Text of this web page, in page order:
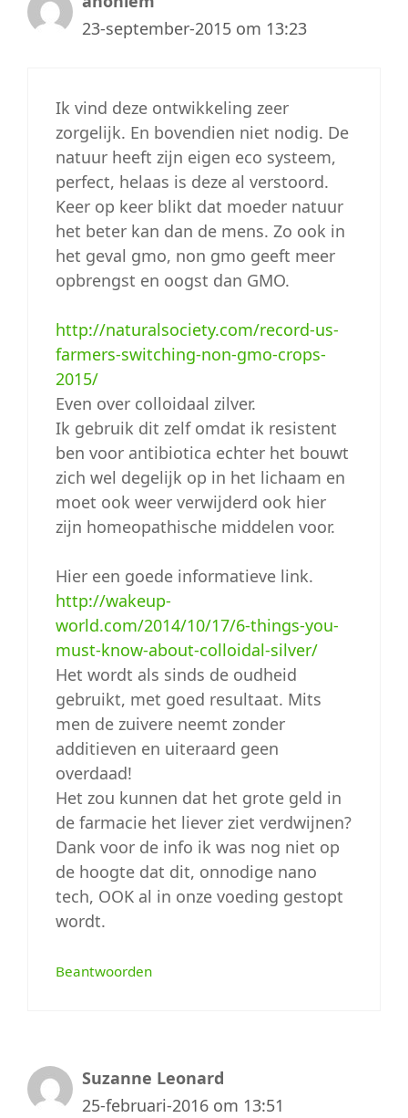
23-september-2015 om 13:23
Ik vind deze ontwikkeling zeer
zorgelijk. En bovendien niet nodig. De
natuur heeft zijn eigen eco systeem,
perfect, helaas is deze al verstoord.
Keer op keer blikt dat moeder natuur
het beter kan dan de mens. Zo ook in
het geval gmo, non gmo geeft meer
opbrengst en oogst dan GMO.
http://naturalsociety.com/record-us-
farmers-switching-non-gmo-crops-
2015/
Even over colloidaal zilver.
Ik gebruik dit zelf omdat ik resistent
ben voor antibiotica echter het bouwt
zich wel degelijk op in het lichaam en
moet ook weer verwijderd ook hier
zijn homeopathische middelen voor.
Hier een goede informatieve link.
http://wakeup-
world.com/2014/10/17/6-things-you-
must-know-about-colloidal-silver/
Het wordt als sinds de oudheid
gebruikt, met goed resultaat. Mits
men de zuivere neemt zonder
additieven en uiteraard geen
overdaad!
Het zou kunnen dat het grote geld in
de farmacie het liever ziet verdwijnen?
Dank voor de info ik was nog niet op
de hoogte dat dit, onnodige nano
tech, OOK al in onze voeding gestopt
wordt.
Beantwoorden
Suzanne Leonard
25-februari-2016 om 13:51